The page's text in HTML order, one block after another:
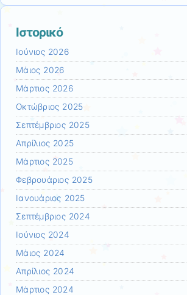
Ιστορικό
Ιούνιος 2026
Μάιος 2026
Μάρτιος 2026
Οκτώβριος 2025
Σεπτέμβριος 2025
Απρίλιος 2025
Μάρτιος 2025
Φεβρουάριος 2025
Ιανουάριος 2025
Σεπτέμβριος 2024
Ιούνιος 2024
Μάιος 2024
Απρίλιος 2024
Μάρτιος 2024